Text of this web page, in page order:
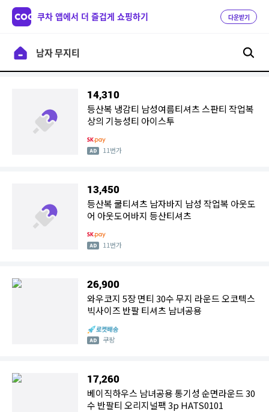
쿠차 앱에서 더 즐겁게 쇼핑하기 다운받기
14,310
등산복 냉감티 남성여름티셔츠 스판티 작업복
상의 기능성티 아이스투
11번가
13,450
등산복 쿨티셔츠 남자바지 남성 작업복 아웃도
어 아웃도어바지 등산티셔츠
11번가
26,900
와우코지 5장 면티 30수 무지 라운드 오코텍스
빅사이즈 반팔 티셔츠 남녀공용
쿠팡
17,260
베이직하우스 남녀공용 통기성 순면라운드 30
수 반팔티 오리지널팩 3p HATS0101